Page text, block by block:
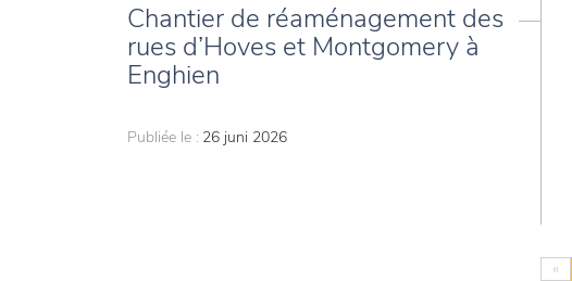
Chantier de réaménagement des
rues d’Hoves et Montgomery à
Enghien
Publiée le : 26 juni 2026
«